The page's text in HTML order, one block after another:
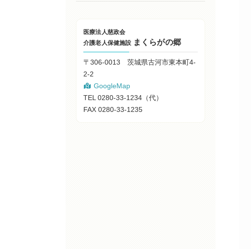
医療法人慈政会
介護老人保健施設 まくらがの郷
〒306-0013 茨城県古河市東本町4-
2-2
GoogleMap
TEL 0280-33-1234（代）
FAX 0280-33-1235